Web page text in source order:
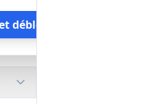
des
de
débloquer